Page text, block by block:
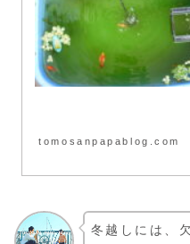
tomosanpapablog.com
冬越しには、